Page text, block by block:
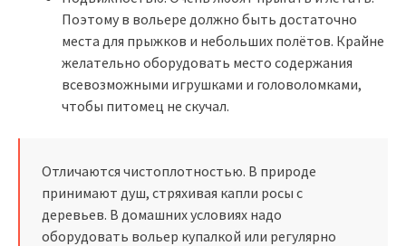
Поэтому в вольере должно быть достаточно
места для прыжков и небольших полётов. Крайне
желательно оборудовать место содержания
всевозможными игрушками и головоломками,
чтобы питомец не скучал.
Отличаются чистоплотностью. В природе
принимают душ, стряхивая капли росы с
деревьев. В домашних условиях надо
оборудовать вольер купалкой или регулярно